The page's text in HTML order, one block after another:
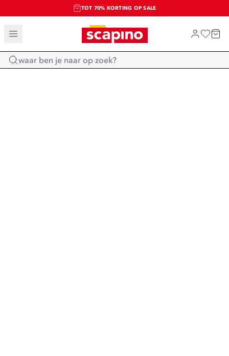
TOT 70% KORTING OP SALE
SALE: LAATSTE KANS!
SHOP NIEUW
Home